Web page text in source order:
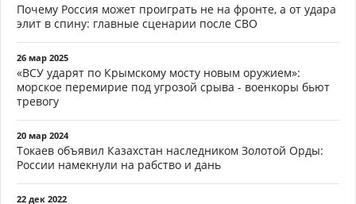
Почему Россия может проиграть не на фронте, а от удара
элит в спину: главные сценарии после СВО
26 мар 2025
«ВСУ ударят по Крымскому мосту новым оружием»:
морское перемирие под угрозой срыва - военкоры бьют
тревогу
20 мар 2024
Токаев объявил Казахстан наследником Золотой Орды:
России намекнули на рабство и дань
22 дек 2022